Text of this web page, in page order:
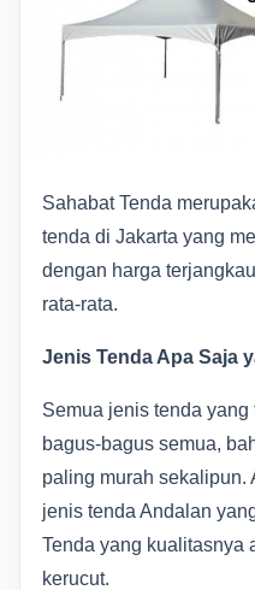
Sahabat Tenda
tenda di Jakarta yang
dengan harga
rata-rata.
Jenis Tenda Apa Saja
Semua jenis tenda
bagus-bagus semua,
paling murah sekalipun.
jenis tenda Andalan
Tenda yang kualitasnya
kerucut.